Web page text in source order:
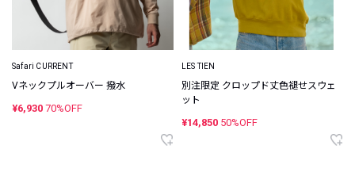
Safari CURRENT
Vネックプルオーバー 撥水
¥6,930 70%OFF
LES TIEN
別注限定 クロップド丈色褪せスウェ
ット
¥14,850 50%OFF